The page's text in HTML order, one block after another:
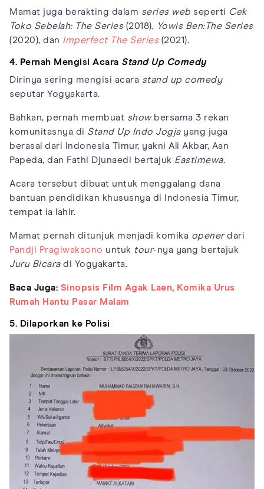
Mamat juga berakting dalam series web seperti Cek
Toko Sebelah: The Series(2018), Yowis Ben:The Series
(2020), dan Imperfect The Series(2021).
4. Pernah Mengisi Acara Stand Up Comedy
Dirinya sering mengisi acara stand up comedy
seputar Yogyakarta.
Bahkan, pernah membuat showbersama 3 rekan
komunitasnya di Stand Up Indo Jogjayang juga
berasal dari Indonesia Timur, yakni Ali Akbar, Aan
Papeda, dan Fathi Djunaedi bertajuk Eastimewa.
Acara tersebut dibuat untuk menggalang dana
bantuan pendidikan khususnya di Indonesia Timur,
tempat ia lahir.
Mamat pernah ditunjuk menjadi komika openerdari
Pandji Pragiwaksono untuk tour-nya yang bertajuk
Juru Bicaradi Yogyakarta.
Baca Juga: Sinopsis Film Agak Laen, Komika Urus
Rumah Hantu Pasar Malam
5. Dilaporkan ke Polisi